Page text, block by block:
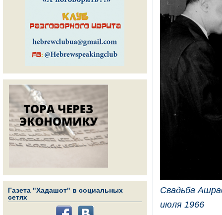
Газета "Хадашот" в социальных
сетях
Свадьба
июля 1966